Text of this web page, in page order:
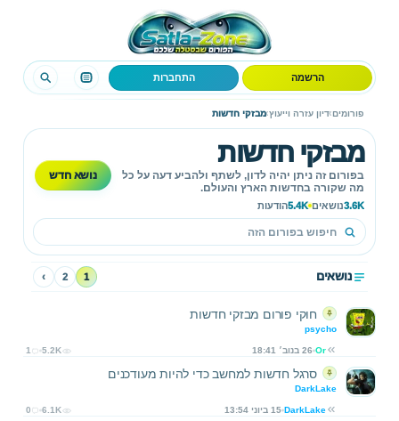
הרשמה התחברות
פורומים›דיון עזרה וייעוץ›מבזקי חדשות
מבזקי חדשות
בפורום זה ניתן יהיה לדון, לשתף ולהביע דעה על כל
מה שקורה בחדשות הארץ והעולם.
3.6Kנושאים 5.4Kהודעות
נושא חדש
נושאים 1
2
›
חוקי פורום מבזקי חדשות
psycho
Or 26 בנוב׳ 18:41 1 5.2K
סרגל חדשות למחשב כדי להיות מעודכנים
DarkLake
DarkLake 15 ביוני 13:54 0 6.1K